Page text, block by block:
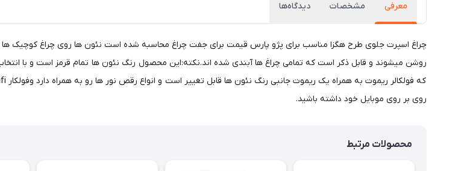
معرفی مشخصات دیدگاه‌ها
چراغ اسپرت جلوی طرح هگزا مناسب برای پژو پارس قیمت برای جفت چراغ محاسبه شده است نئون ها روی چراغ کوچیک ها
روشن میشوند و قابل ذکر است که تمامی چراغ ها آبندی شده اند.نکته:این محصول رنگ نئون ها تمام قرمز است و با
روی بر روی موبایل خود داشته باشید.
محصولات مرتبط